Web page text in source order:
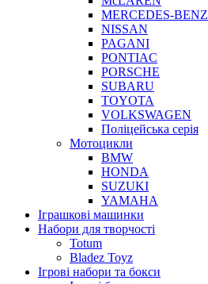
MERCEDES-BENZ
NISSAN
PAGANI
PONTIAC
PORSCHE
SUBARU
TOYOTA
VOLKSWAGEN
Поліцейська серія
Мотоцикли
BMW
HONDA
SUZUKI
YAMAHA
Іграшкові машинки
Набори для творчості
Totum
Bladez Toyz
Ігрові набори та бокси